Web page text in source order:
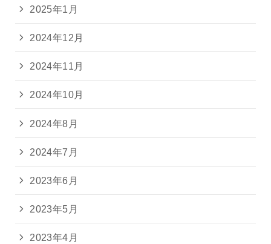
2025年1月
2024年12月
2024年11月
2024年10月
2024年8月
2024年7月
2023年6月
2023年5月
2023年4月